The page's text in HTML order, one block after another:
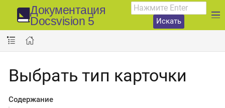
Документация
Docsvision 5
Искать
Выбрать тип карточки
Содержание